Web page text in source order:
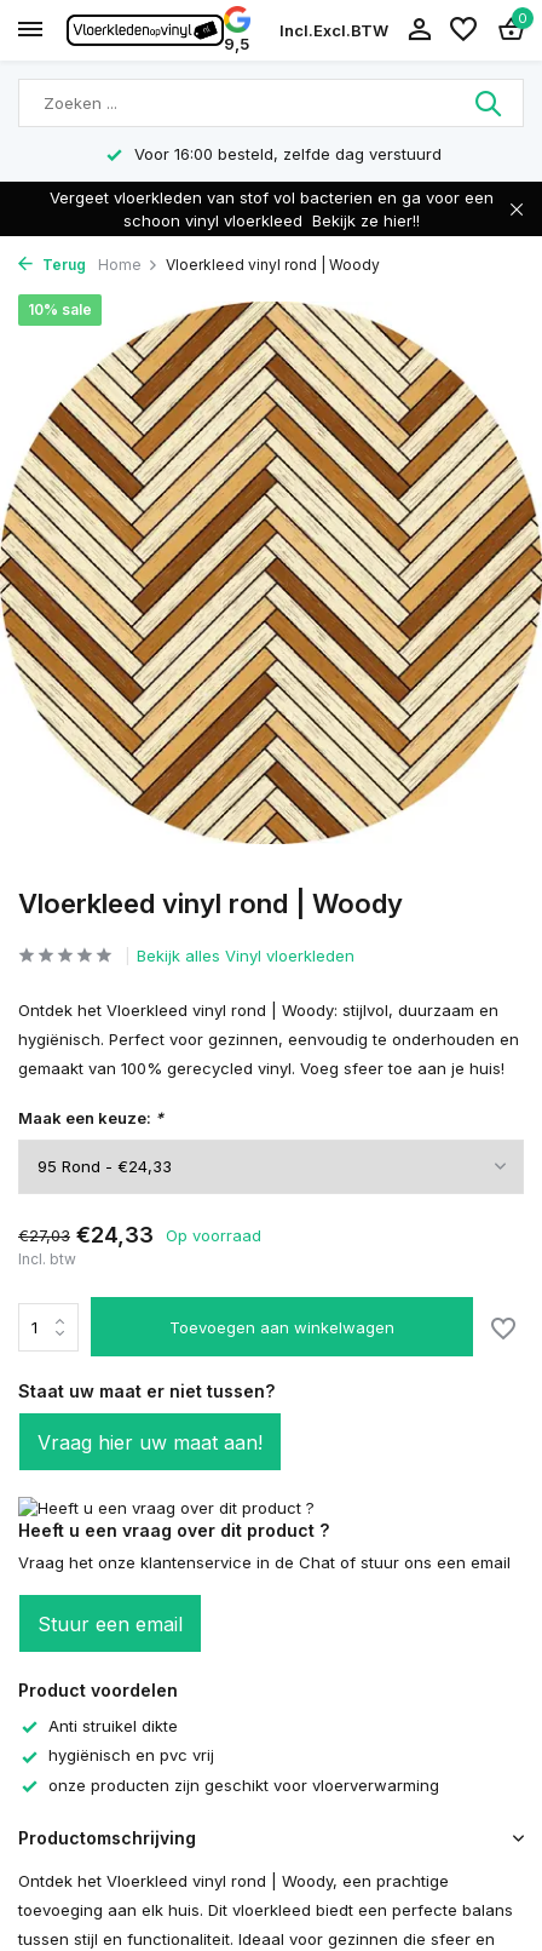
9,5
Incl.Excl.BTW
0
Voor 16:00 besteld, zelfde dag verstuurd
Vergeet vloerkleden van stof vol bacterien en ga voor een
schoon vinyl vloerkleed Bekijk ze hier!!
Terug Home Vloerkleed vinyl rond | Woody
Vloerkleed vinyl rond | Woody
10% sale
Bekijk alles Vinyl vloerkleden
Ontdek het Vloerkleed vinyl rond | Woody: stijlvol, duurzaam en
hygiënisch. Perfect voor gezinnen, eenvoudig te onderhouden en
gemaakt van 100% gerecycled vinyl. Voeg sfeer toe aan je huis!
Maak een keuze: *
€27,03 €24,33 Op voorraad
Incl. btw
Toevoegen aan winkelwagen
Staat uw maat er niet tussen?
Vraag hier uw maat aan!
Heeft u een vraag over dit product ?
Vraag het onze klantenservice in de Chat of stuur ons een email
Stuur een email
Product voordelen
Anti struikel dikte
hygiënisch en pvc vrij
onze producten zijn geschikt voor vloerverwarming
Productomschrijving
Ontdek het Vloerkleed vinyl rond | Woody, een prachtige
toevoeging aan elk huis. Dit vloerkleed biedt een perfecte balans
tussen stijl en functionaliteit. Ideaal voor gezinnen die sfeer en